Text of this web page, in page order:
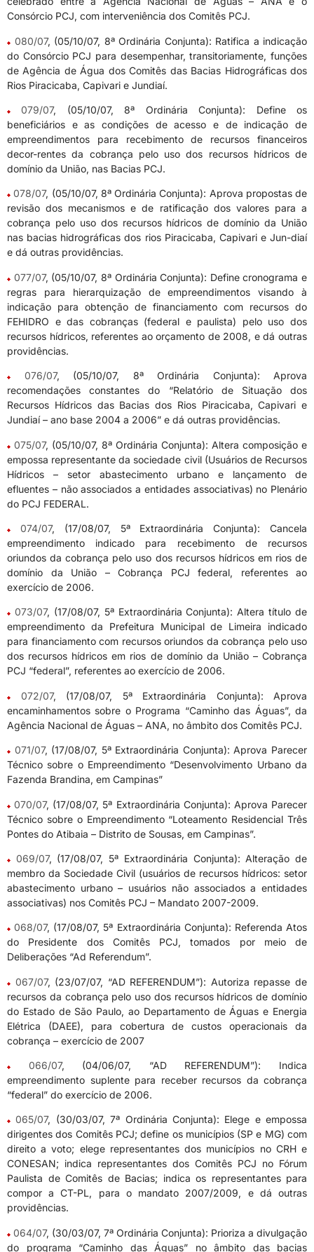
Consórcio PCJ, com interveniência dos Comitês PCJ.
080/07, (05/10/07, 8ª Ordinária Conjunta): Ratifica a indicação
do Consórcio PCJ para desempenhar, transitoriamente, funções
de Agência de Água dos Comitês das Bacias Hidrográficas dos
Rios Piracicaba, Capivari e Jundiaí.
079/07, (05/10/07, 8ª Ordinária Conjunta): Define os
beneficiários e as condições de acesso e de indicação de
empreendimentos para recebimento de recursos financeiros
decor-rentes da cobrança pelo uso dos recursos hídricos de
domínio da União, nas Bacias PCJ.
078/07, (05/10/07, 8ª Ordinária Conjunta): Aprova propostas de
revisão dos mecanismos e de ratificação dos valores para a
cobrança pelo uso dos recursos hídricos de domínio da União
nas bacias hidrográficas dos rios Piracicaba, Capivari e Jun-diaí
e dá outras providências.
077/07, (05/10/07, 8ª Ordinária Conjunta): Define cronograma e
regras para hierarquização de empreendimentos visando à
indicação para obtenção de financiamento com recursos do
FEHIDRO e das cobranças (federal e paulista) pelo uso dos
recursos hídricos, referentes ao orçamento de 2008, e dá outras
providências.
076/07, (05/10/07, 8ª Ordinária Conjunta): Aprova
recomendações constantes do “Relatório de Situação dos
Recursos Hídricos das Bacias dos Rios Piracicaba, Capivari e
Jundiaí – ano base 2004 a 2006” e dá outras providências.
075/07, (05/10/07, 8ª Ordinária Conjunta): Altera composição e
empossa representante da sociedade civil (Usuários de Recursos
Hídricos – setor abastecimento urbano e lançamento de
efluentes – não associados a entidades associativas) no Plenário
do PCJ FEDERAL.
074/07, (17/08/07, 5ª Extraordinária Conjunta): Cancela
empreendimento indicado para recebimento de recursos
oriundos da cobrança pelo uso dos recursos hídricos em rios de
domínio da União – Cobrança PCJ federal, referentes ao
exercício de 2006.
073/07, (17/08/07, 5ª Extraordinária Conjunta): Altera título de
empreendimento da Prefeitura Municipal de Limeira indicado
para financiamento com recursos oriundos da cobrança pelo uso
dos recursos hídricos em rios de domínio da União – Cobrança
PCJ “federal”, referentes ao exercício de 2006.
072/07, (17/08/07, 5ª Extraordinária Conjunta): Aprova
encaminhamentos sobre o Programa “Caminho das Águas”, da
Agência Nacional de Águas – ANA, no âmbito dos Comitês PCJ.
071/07, (17/08/07, 5ª Extraordinária Conjunta): Aprova Parecer
Técnico sobre o Empreendimento “Desenvolvimento Urbano da
Fazenda Brandina, em Campinas”
070/07, (17/08/07, 5ª Extraordinária Conjunta): Aprova Parecer
Técnico sobre o Empreendimento “Loteamento Residencial Três
Pontes do Atibaia – Distrito de Sousas, em Campinas”.
069/07, (17/08/07, 5ª Extraordinária Conjunta): Alteração de
membro da Sociedade Civil (usuários de recursos hídricos: setor
abastecimento urbano – usuários não associados a entidades
associativas) nos Comitês PCJ – Mandato 2007-2009.
068/07, (17/08/07, 5ª Extraordinária Conjunta): Referenda Atos
do Presidente dos Comitês PCJ, tomados por meio de
Deliberações “Ad Referendum”.
067/07, (23/07/07, “AD REFERENDUM”): Autoriza repasse de
recursos da cobrança pelo uso dos recursos hídricos de domínio
do Estado de São Paulo, ao Departamento de Águas e Energia
Elétrica (DAEE), para cobertura de custos operacionais da
cobrança – exercício de 2007
066/07, (04/06/07, “AD REFERENDUM”): Indica
empreendimento suplente para receber recursos da cobrança
“federal” do exercício de 2006.
065/07, (30/03/07, 7ª Ordinária Conjunta): Elege e empossa
dirigentes dos Comitês PCJ; define os municípios (SP e MG) com
direito a voto; elege representantes dos municípios no CRH e
CONESAN; indica representantes dos Comitês PCJ no Fórum
Paulista de Comitês de Bacias; indica os representantes para
compor a CT-PL, para o mandato 2007/2009, e dá outras
providências.
064/07, (30/03/07, 7ª Ordinária Conjunta): Prioriza a divulgação
do programa “Caminho das Águas” no âmbito das bacias